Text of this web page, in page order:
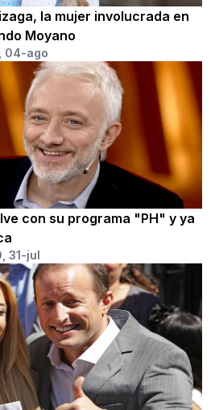
la mujer involucrada en
Moyano
04-ago
con su programa "PH" y ya
31-jul